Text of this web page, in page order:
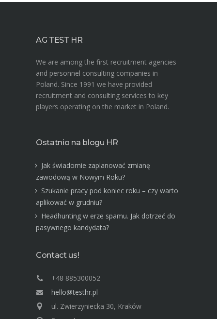
AG TEST HR
We are among the first recruitment agencies
and personnel consulting companies in
Poland. Since 1991 we have provided
recruitment and consulting services to key
players operating on the market in Poland.
Ostatnio na blogu HR
Jak świadomie zaplanować zmianę
zawodową w Nowym Roku?
Szukanie pracy pod koniec roku – czy warto
aplikować w grudniu?
Headhunting w erze spamu. Jak dotrzeć do
pasywnego kandydata?
Contact us!
+48 885300052
hello@testhr.pl
ul. Zwierzyniecka 30, Kraków